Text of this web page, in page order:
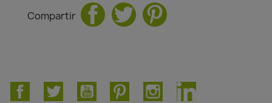
Compartir
FacebookTwitter YouTube PinterestInstagramLinkedIn